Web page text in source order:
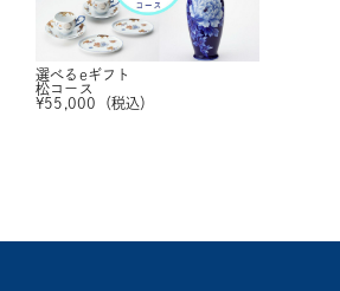
選べるeギフト
松コース
¥55,000 （税込）